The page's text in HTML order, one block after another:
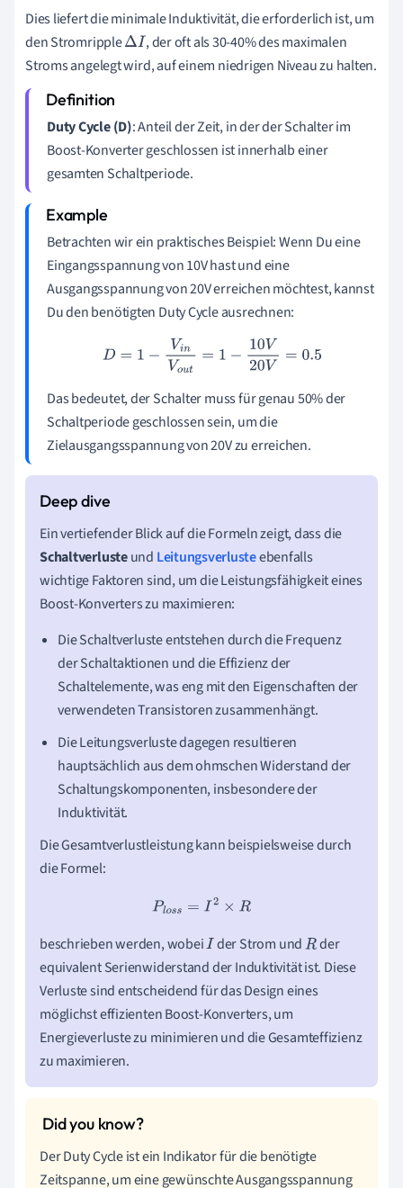
Dies liefert die minimale Induktivität, die erforderlich ist, um
den StromrippleΔI , der oft als 30-40% des maximalen
Stroms angelegt wird, auf einem niedrigen Niveau zu halten.
Duty Cycle (D): Anteil der Zeit, in der der Schalter im
Boost-Konverter geschlossen ist innerhalb einer
gesamten Schaltperiode.
Betrachten wir ein praktisches Beispiel: Wenn Du eine
Eingangsspannung von 10V hast und eine
Ausgangsspannung von 20V erreichen möchtest, kannst
Du den benötigten Duty Cycle ausrechnen:
D= 1− VinVou t= 1− 10 V20V=0.5
Das bedeutet, der Schalter muss für genau 50% der
Schaltperiode geschlossen sein, um die
Zielausgangsspannung von 20V zu erreichen.
Ein vertiefender Blick auf die Formeln zeigt, dass die
Schaltverlusteund Leitungsverlusteebenfalls
wichtige Faktoren sind, um die Leistungsfähigkeit eines
Boost-Konverters zu maximieren:
Die Schaltverluste entstehen durch die Frequenz
der Schaltaktionen und die Effizienz der
Schaltelemente, was eng mit den Eigenschaften der
verwendeten Transistoren zusammenhängt.
Die Leitungsverluste dagegen resultieren
hauptsächlich aus dem ohmschen Widerstand der
Schaltungskomponenten, insbesondere der
Induktivität.
Die Gesamtverlustleistung kann beispielsweise durch
die Formel:
Ploss =I2×R
beschrieben werden, wobeiI der Strom undR der
equivalent Serienwiderstand der Induktivität ist. Diese
Verluste sind entscheidend für das Design eines
möglichst effizienten Boost-Konverters, um
Energieverluste zu minimieren und die Gesamteffizienz
zu maximieren.
Der Duty Cycle ist ein Indikator für die benötigte
Zeitspanne, um eine gewünschte Ausgangsspannung